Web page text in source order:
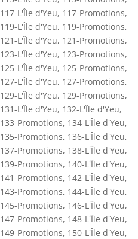
117-L'Île d'Yeu, 117-Promotions,
119-L'Île d'Yeu, 119-Promotions,
121-L'Île d'Yeu, 121-Promotions,
123-L'Île d'Yeu, 123-Promotions,
125-L'Île d'Yeu, 125-Promotions,
127-L'Île d'Yeu, 127-Promotions,
129-L'Île d'Yeu, 129-Promotions,
131-L'Île d'Yeu, 132-L'Île d'Yeu,
133-Promotions, 134-L'Île d'Yeu,
135-Promotions, 136-L'Île d'Yeu,
137-Promotions, 138-L'Île d'Yeu,
139-Promotions, 140-L'Île d'Yeu,
141-Promotions, 142-L'Île d'Yeu,
143-Promotions, 144-L'Île d'Yeu,
145-Promotions, 146-L'Île d'Yeu,
147-Promotions, 148-L'Île d'Yeu,
149-Promotions, 150-L'Île d'Yeu,